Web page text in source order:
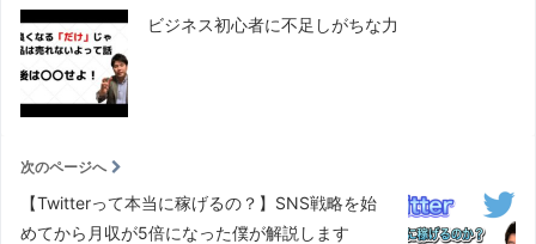
ビジネス初心者に不足しがちな力
次のページへ
【Twitterって本当に稼げるの？】SNS戦略を始
めてから月収が5倍になった僕が解説します